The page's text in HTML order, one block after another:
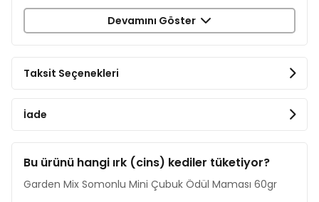
Gliserin
Sodyum Klorür
Ham Protein %30
Ham Lif %1
Nem %18
Devamını Göster
Taksit Seçenekleri
İade
Bu ürünü hangi ırk (cins) kediler tüketiyor?
Garden Mix Somonlu Mini Çubuk Ödül Maması 60gr